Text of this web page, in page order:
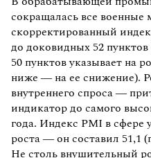
сокращалась все военные
скорректированный
до доковидных 52
50 пунктов указывает на
ниже — на ее снижение).
внутреннего спроса —
индикатор до самого
года. Индекс PMI в сфере
роста — он составил 51,1
Не столь внушительный